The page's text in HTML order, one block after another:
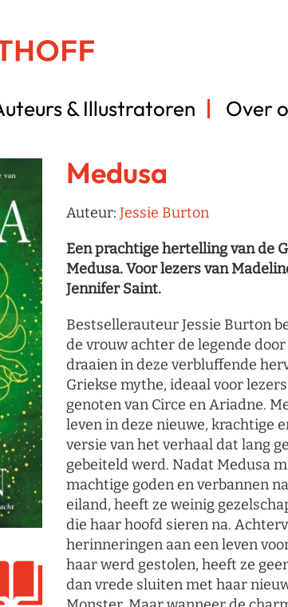
& Illustratoren Over
Medusa
Auteur: Jessie Burton
Een prachtige hertelling van de
Medusa. Voor lezers van
Jennifer Saint.
Bestsellerauteur Jessie Burton
de vrouw achter de legende
draaien in deze verbluffende
Griekse mythe, ideaal voor
genoten van Circe en Ariadne.
leven in deze nieuwe, krachtige
versie van het verhaal dat lang
gebeiteld werd. Nadat Medusa
machtige goden en verbannen
eiland, heeft ze weinig
die haar hoofd sieren na.
herinneringen aan een leven
haar werd gestolen, heeft ze
dan vrede sluiten met haar